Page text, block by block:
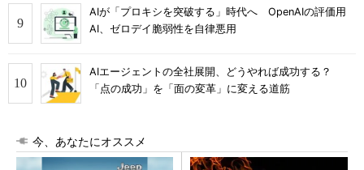
AIが「プロキシを突破する」時代へ OpenAIの評価用
AI、ゼロデイ脆弱性を自律悪用
AIエージェントの全社展開、どうやれば成功する？
「点の成功」を「面の変革」に変える道筋
今、あなたにオススメ